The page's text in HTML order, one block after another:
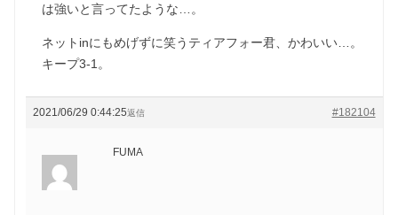
は強いと言ってたような…。
ネットinにもめげずに笑うティアフォー君、かわいい…。
キープ3-1。
2021/06/29 0:44:25 #182104
返信
FUMA